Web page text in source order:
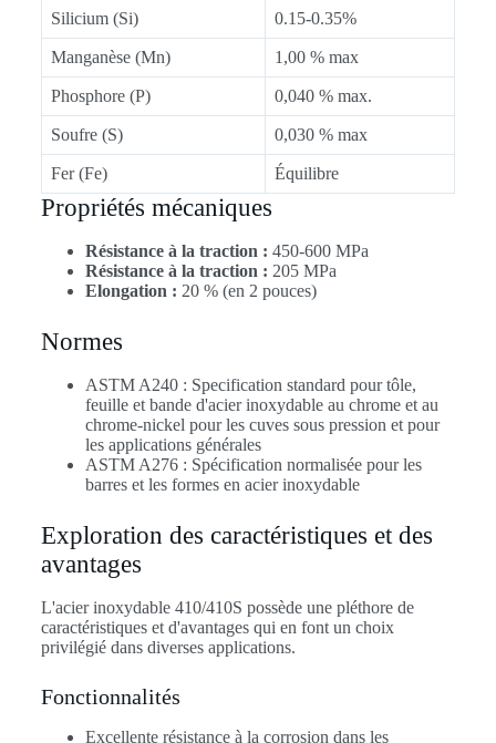
Silicium (Si) 0.15-0.35%
Manganèse (Mn) 1,00 % max
Phosphore (P) 0,040 % max.
Soufre (S) 0,030 % max
Fer (Fe) Équilibre
Propriétés mécaniques
Résistance à la traction : 450-600 MPa
Résistance à la traction : 205 MPa
Elongation : 20 % (en 2 pouces)
Normes
ASTM A240 : Specification standard pour tôle,
feuille et bande d'acier inoxydable au chrome et au
chrome-nickel pour les cuves sous pression et pour
les applications générales
ASTM A276 : Spécification normalisée pour les
barres et les formes en acier inoxydable
Exploration des caractéristiques et des
avantages
L'acier inoxydable 410/410S possède une pléthore de
caractéristiques et d'avantages qui en font un choix
privilégié dans diverses applications.
Fonctionnalités
Excellente résistance à la corrosion dans les